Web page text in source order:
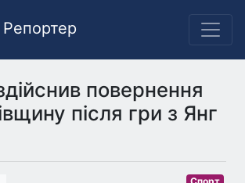
повернення
після гри з Янг